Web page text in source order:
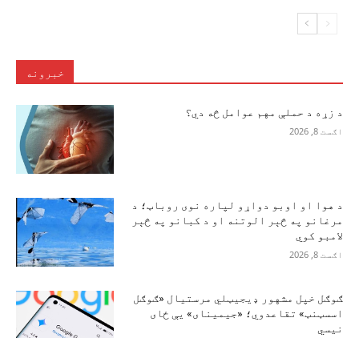
خبرونه
د زړه د حملې مهم عوامل څه دي؟
اګست 8, 2026
د هوا او اوبو دواړو لپاره نوی روباټ؛ د
مرغانو په څېر الوتنه او د کبانو په څېر
لامبو کوي
اګست 8, 2026
ګوګل خپل مشهور ډیجیټلي مرستیال «ګوګل
اسسټنټ» تقاعدوي؛ «جیمینای» یې ځای
نیسي